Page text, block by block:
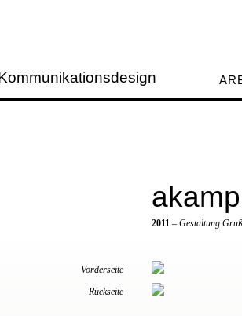
2011 – Gestaltung
Vorderseite
Rückseite